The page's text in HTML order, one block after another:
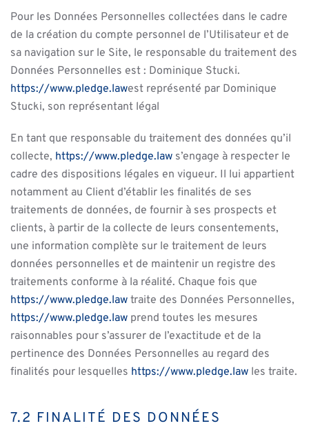
Pour les Données Personnelles collectées dans le cadre
de la création du compte personnel de l’Utilisateur et de
sa navigation sur le Site, le responsable du traitement des
Données Personnelles est : Dominique Stucki.
https://www.pledge.lawest représenté par Dominique
Stucki, son représentant légal
En tant que responsable du traitement des données qu’il
collecte, https://www.pledge.law s’engage à respecter le
cadre des dispositions légales en vigueur. Il lui appartient
notamment au Client d’établir les finalités de ses
traitements de données, de fournir à ses prospects et
clients, à partir de la collecte de leurs consentements,
une information complète sur le traitement de leurs
données personnelles et de maintenir un registre des
traitements conforme à la réalité. Chaque fois que
https://www.pledge.law traite des Données Personnelles,
https://www.pledge.law prend toutes les mesures
raisonnables pour s’assurer de l’exactitude et de la
pertinence des Données Personnelles au regard des
finalités pour lesquelles https://www.pledge.law les traite.
7.2 FINALITÉ DES DONNÉES